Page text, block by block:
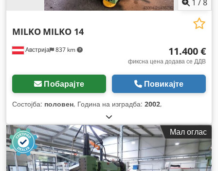
1 /8
Австрија 837 km
MILKO MILKO 14
11.400 €
фиксна цена додава се ДДВ
Побарајте Повикајте
Состојба: половен, Година на изградба: 2002,
Мал оглас